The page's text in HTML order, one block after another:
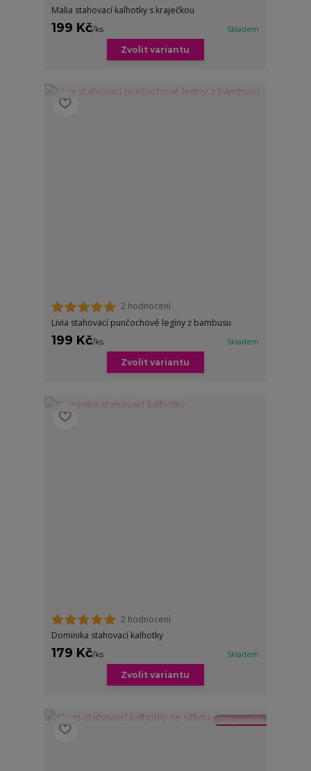
Malia stahovací kalhotky s kraječkou
199 Kč/ks Skladem
Zvolit variantu
2 hodnocení
Livia stahovací punčochové legíny z bambusu
199 Kč/ks Skladem
Zvolit variantu
2 hodnocení
Dominika stahovací kalhotky
179 Kč/ks Skladem
Zvolit variantu
TOP produkt